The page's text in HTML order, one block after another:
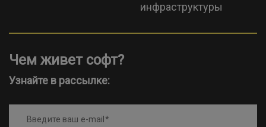
инфраструктуры
Чем живет софт?
Узнайте в рассылке:
Введите ваш e-mail